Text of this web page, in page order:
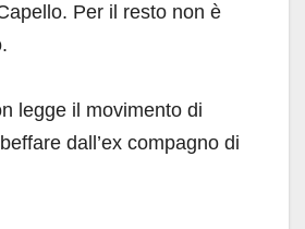
Per il resto non è
legge il movimento di
dall’ex compagno di